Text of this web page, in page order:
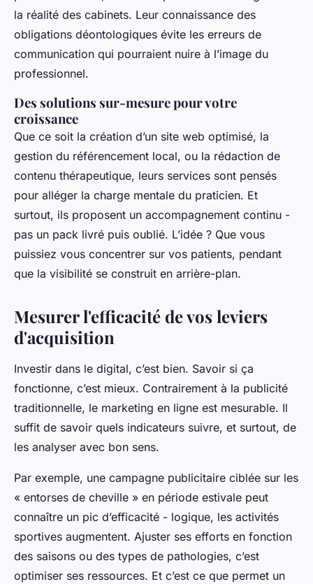
la réalité des cabinets. Leur connaissance des
obligations déontologiques évite les erreurs de
communication qui pourraient nuire à l’image du
professionnel.
Des solutions sur-mesure pour votre
croissance
Que ce soit la création d’un site web optimisé, la
gestion du référencement local, ou la rédaction de
contenu thérapeutique, leurs services sont pensés
pour alléger la charge mentale du praticien. Et
surtout, ils proposent un accompagnement continu -
pas un pack livré puis oublié. L’idée ? Que vous
puissiez vous concentrer sur vos patients, pendant
que la visibilité se construit en arrière-plan.
Mesurer l'efficacité de vos leviers
d'acquisition
Investir dans le digital, c’est bien. Savoir si ça
fonctionne, c’est mieux. Contrairement à la publicité
traditionnelle, le marketing en ligne est mesurable. Il
suffit de savoir quels indicateurs suivre, et surtout, de
les analyser avec bon sens.
Par exemple, une campagne publicitaire ciblée sur les
« entorses de cheville » en période estivale peut
connaître un pic d’efficacité - logique, les activités
sportives augmentent. Ajuster ses efforts en fonction
des saisons ou des types de pathologies, c’est
optimiser ses ressources. Et c’est ce que permet un